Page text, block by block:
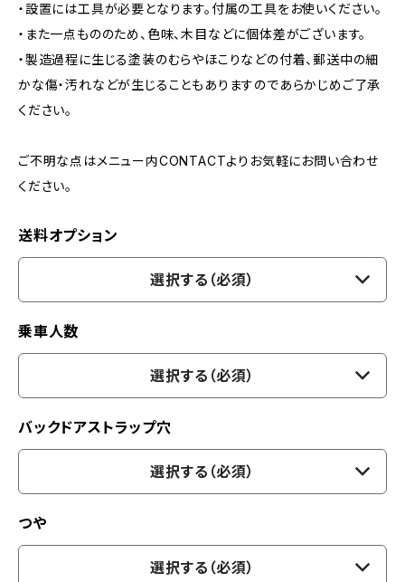
・設置には工具が必要となります。付属の工具をお使いください。
・また一点もののため、色味、木目などに個体差がございます。
・製造過程に生じる塗装のむらやほこりなどの付着、郵送中の細
かな傷・汚れなどが生じることもありますのであらかじめご了承
ください。
ご不明な点はメニュー内CONTACTよりお気軽にお問い合わせ
ください。
送料オプション
選択する（必須）
乗車人数
選択する（必須）
バックドアストラップ穴
選択する（必須）
つや
選択する（必須）